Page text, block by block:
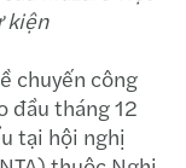
kiện
chuyến công
đầu tháng 12
tại hội nghị